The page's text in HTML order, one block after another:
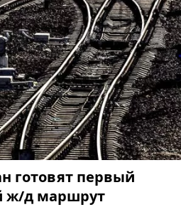
готовят первый
ж/д маршрут